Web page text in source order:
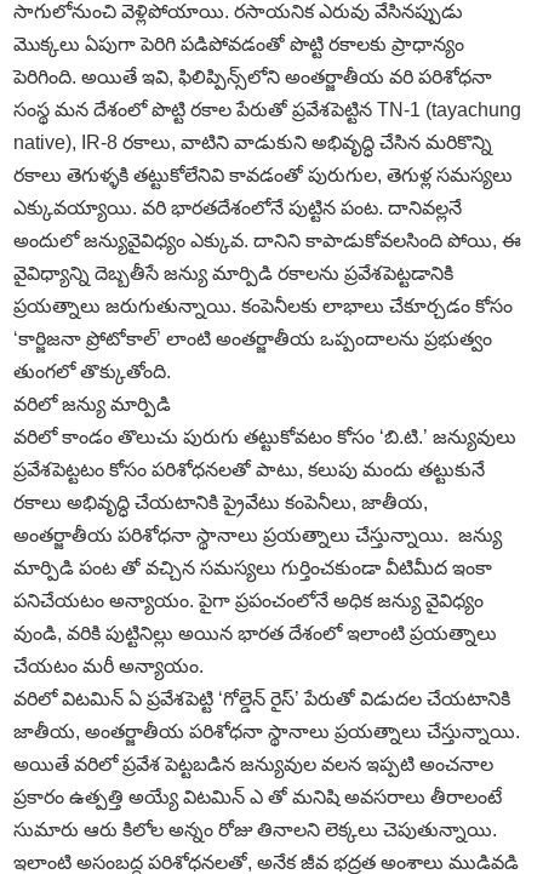
సాగులోనుంచి వెళ్లిపోయాయి. రసాయనిక ఎరువు వేసినప్పుడు
మొక్కలు ఏపుగా పెరిగి పడిపోవడంతో పొట్టి రకాలకు ప్రాధాన్యం
పెరిగింది. అయితే ఇవి, ఫిలిప్పిన్స్‌లోని అంతర్జాతీయ వరి పరిశోధనా
సంస్థ మన దేశంలో పొట్టి రకాల పేరుతో ప్రవేశపెట్టిన TN-1 (tayachung
native), IR-8 రకాలు, వాటిని వాడుకుని అభివృద్ధి చేసిన మరికొన్ని
రకాలు తెగుళ్ళకి తట్టుకోలేనివి కావడంతో పురుగుల, తెగుళ్ల సమస్యలు
ఎక్కువయ్యాయి. వరి భారతదేశంలోనే పుట్టిన పంట. దానివల్లనే
అందులో జన్యువైవిధ్యం ఎక్కువ. దానిని కాపాడుకోవలసింది పోయి, ఈ
వైవిధ్యాన్ని దెబ్బతీసే జన్యు మార్పిడి రకాలను ప్రవేశపెట్టడానికి
ప్రయత్నాలు జరుగుతున్నాయి. కంపెనీలకు లాభాలు చేకూర్చడం కోసం
‘కార్జిజనా ప్రోటోకాల్‌’ లాంటి అంతర్జాతీయ ఒప్పందాలను ప్రభుత్వం
తుంగలో తొక్కుతోంది.
వరిలో జన్యు మార్పిడి
వరిలో కాండం తొలుచు పురుగు తట్టుకోవటం కోసం ‘బి.టి.’ జన్యువులు
ప్రవేశపెట్టటం కోసం పరిశోధనలతో పాటు, కలుపు మందు తట్టుకునే
రకాలు అభివృద్ధి చేయటానికి ప్రైవేటు కంపెనీలు, జాతీయ,
అంతర్జాతీయ పరిశోధనా స్థానాలు ప్రయత్నాలు చేస్తున్నాయి. జన్యు
మార్పిడి పంట తో వచ్చిన సమస్యలు గుర్తించకుండా వీటిమీద ఇంకా
పనిచేయటం అన్యాయం. పైగా ప్రపంచంలోనే అధిక జన్యు వైవిధ్యం
వుండి, వరికి పుట్టినిల్లు అయిన భారత దేశంలో ఇలాంటి ప్రయత్నాలు
చేయటం మరీ అన్యాయం.
వరిలో విటమిన్‌ ఏ ప్రవేశపెట్టి ‘గోల్డెన్‌ రైస్‌’ పేరుతో విడుదల చేయటానికి
జాతీయ, అంతర్జాతీయ పరిశోధనా స్థానాలు ప్రయత్నాలు చేస్తున్నాయి.
అయితే వరిలో ప్రవేశ పెట్టబడిన జన్యువుల వలన ఇప్పటి అంచనాల
ప్రకారం ఉత్పత్తి అయ్యే విటమిన్‌ ఎ తో మనిషి అవసరాలు తీరాలంటే
సుమారు ఆరు కిలోల అన్నం రోజు తినాలని లెక్కలు చెపుతున్నాయి.
ఇలాంటి అసంబద్ద పరిశోధనలతో, అనేక జీవ భద్రత అంశాలు ముడివడి